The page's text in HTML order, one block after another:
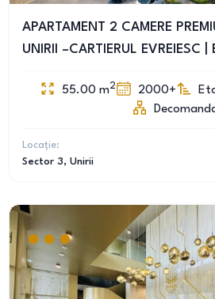
APARTAMENT 2 CAMERE
UNIRII –CARTIERUL EVREIESC
55.00 m2 2000+
Locație:
Sector 3, Unirii